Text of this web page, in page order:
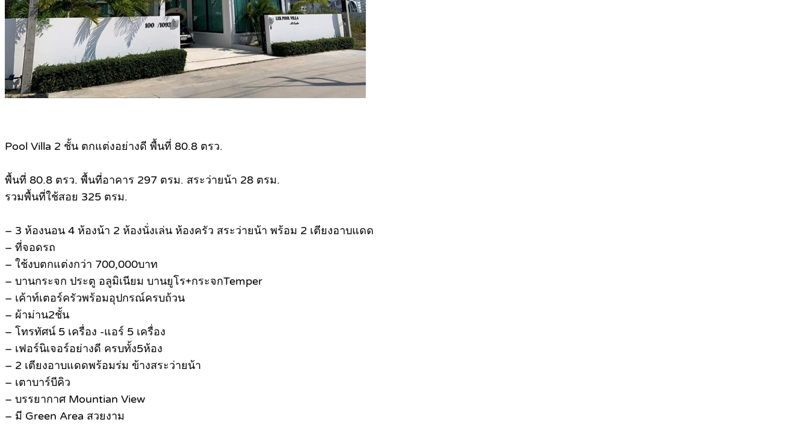
Pool Villa 2 ชั้น ตกแต่งอย่างดี พื้นที่ 80.8 ตรว.
พื้นที่ 80.8 ตรว. พื้นที่อาคาร 297 ตรม. สระว่ายน้า 28 ตรม.
รวมพื้นที่ใช้สอย 325 ตรม.
– 3 ห้องนอน 4 ห้องน้า 2 ห้องนั่งเล่น ห้องครัว สระว่ายน้า พร้อม 2 เตียงอาบแดด
– ที่จอดรถ
– ใช้งบตกแต่งกว่า 700,000บาท
– บานกระจก ประตู อลูมิเนียม บานยูโร+กระจกTemper
– เค้าท์เตอร์ครัวพร้อมอุปกรณ์ครบถ้วน
– ผ้าม่าน2ชั้น
– โทรทัศน์ 5 เครื่อง -แอร์ 5 เครื่อง
– เฟอร์นิเจอร์อย่างดี ครบทั้ง5ห้อง
– 2 เตียงอาบแดดพร้อมร่ม ข้างสระว่ายน้า
– เตาบาร์บีคิว
– บรรยากาศ Mountian View
– มี Green Area สวยงาม